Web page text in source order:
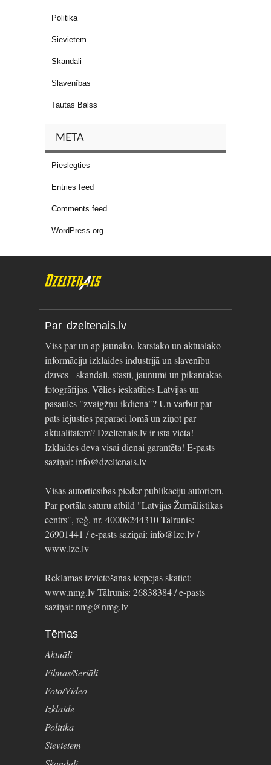
Politika
Sievietēm
Skandāli
Slavenības
Tautas Balss
META
Pieslēgties
Entries feed
Comments feed
WordPress.org
Par dzeltenais.lv
Viss par un ap jaunāko, karstāko un aktuālāko
informāciju izklaides industrijā un slavenību
dzīvēs - skandāli, stāsti, jaunumi un pikantākās
fotogrāfijas. Vēlies ieskatīties Latvijas un
pasaules "zvaigžņu ikdienā"? Un varbūt pat
pats iejusties paparaci lomā un ziņot par
aktualitātēm? Dzeltenais.lv ir īstā vieta!
Izklaides deva visai dienai garantēta! E-pasts
saziņai: info@dzeltenais.lv
Visas autortiesības pieder publikāciju autoriem.
Par portāla saturu atbild "Latvijas Žurnālistikas
centrs", reģ. nr. 40008244310 Tālrunis:
26901441 / e-pasts saziņai: info@lzc.lv /
www.lzc.lv
Reklāmas izvietošanas iespējas skatiet:
www.nmg.lv Tālrunis: 26838384 / e-pasts
saziņai: nmg@nmg.lv
Tēmas
Aktuāli
Filmas/Seriāli
Foto/Video
Izklaide
Politika
Sievietēm